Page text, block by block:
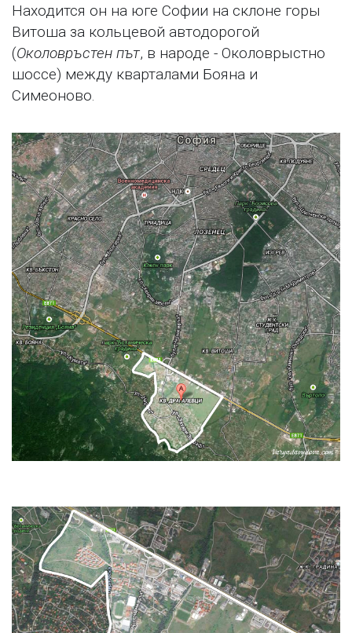
Находится он на юге Софии на склоне горы
Витоша за кольцевой автодорогой
(Околовръстен път, в народе - Околоврыстно
шоссе) между кварталами Бояна и
Симеоново.